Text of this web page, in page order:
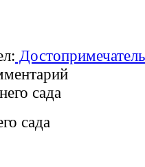
сада